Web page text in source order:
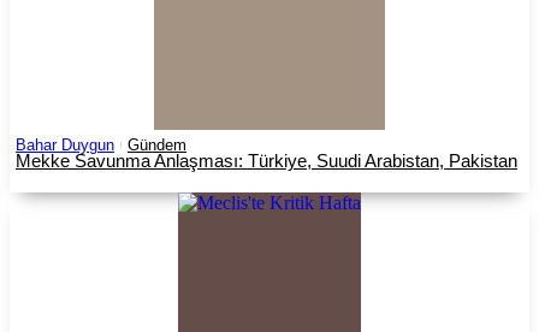
Bahar Duygun Gündem
Mekke Savunma Anlaşması: Türkiye, Suudi Arabistan, Pakistan